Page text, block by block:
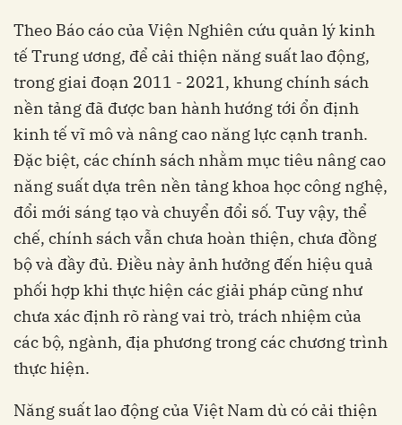
Theo Báo cáo của Viện Nghiên cứu quản lý kinh
tế Trung ương, để cải thiện năng suất lao động,
trong giai đoạn 2011 - 2021, khung chính sách
nền tảng đã được ban hành hướng tới ổn định
kinh tế vĩ mô và nâng cao năng lực cạnh tranh.
Đặc biệt, các chính sách nhằm mục tiêu nâng cao
năng suất dựa trên nền tảng khoa học công nghệ,
đổi mới sáng tạo và chuyển đổi số. Tuy vậy, thể
chế, chính sách vẫn chưa hoàn thiện, chưa đồng
bộ và đầy đủ. Điều này ảnh hưởng đến hiệu quả
phối hợp khi thực hiện các giải pháp cũng như
chưa xác định rõ ràng vai trò, trách nhiệm của
các bộ, ngành, địa phương trong các chương trình
thực hiện.
Năng suất lao động của Việt Nam dù có cải thiện